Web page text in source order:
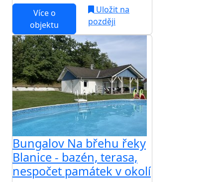
Více o
objektu
Uložit na
později
Bungalov Na břehu řeky
Blanice - bazén, terasa,
nespočet památek v okolí